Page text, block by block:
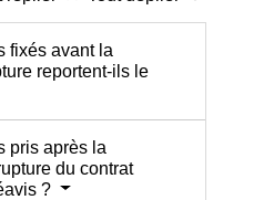
fixés avant la
reportent-ils le
pris après la
du contrat
?